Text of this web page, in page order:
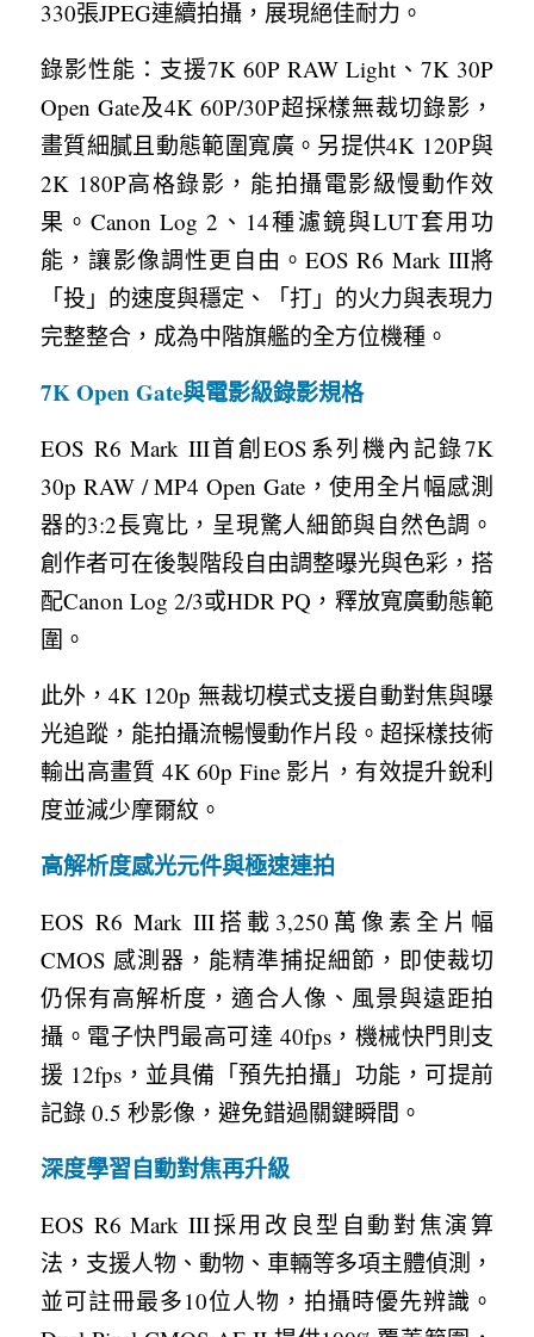
330張JPEG連續拍攝，展現絕佳耐力。
錄影性能：支援7K 60P RAW Light、7K 30P
Open Gate及4K 60P/30P超採樣無裁切錄影，
畫質細膩且動態範圍寬廣。另提供4K 120P與
2K 180P高格錄影，能拍攝電影級慢動作效
果。Canon Log 2、14種濾鏡與LUT套用功
能，讓影像調性更自由。EOS R6 Mark III將
「投」的速度與穩定、「打」的火力與表現力
完整整合，成為中階旗艦的全方位機種。
7K Open Gate與電影級錄影規格
EOS R6 Mark III首創EOS系列機內記錄7K
30p RAW / MP4 Open Gate，使用全片幅感測
器的3:2長寬比，呈現驚人細節與自然色調。
創作者可在後製階段自由調整曝光與色彩，搭
配Canon Log 2/3或HDR PQ，釋放寬廣動態範
圍。
此外，4K 120p 無裁切模式支援自動對焦與曝
光追蹤，能拍攝流暢慢動作片段。超採樣技術
輸出高畫質 4K 60p Fine 影片，有效提升銳利
度並減少摩爾紋。
高解析度感光元件與極速連拍
EOS R6 Mark III搭載3,250萬像素全片幅
CMOS 感測器，能精準捕捉細節，即使裁切
仍保有高解析度，適合人像、風景與遠距拍
攝。電子快門最高可達 40fps，機械快門則支
援 12fps，並具備「預先拍攝」功能，可提前
記錄 0.5 秒影像，避免錯過關鍵瞬間。
深度學習自動對焦再升級
EOS R6 Mark III採用改良型自動對焦演算
法，支援人物、動物、車輛等多項主體偵測，
並可註冊最多10位人物，拍攝時優先辨識。